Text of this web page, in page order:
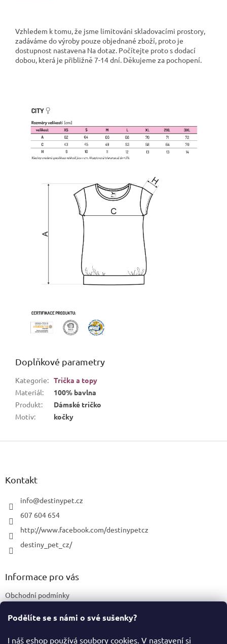
Podělíte se s námi o své sušenky?
I náš eshop používá soubory cookies. V nastavení si
Vzhledem k tomu, že jsme limitováni skladovacími prostory,
zadáváme do výroby pouze objednané zboží, proto je
dostupnost nastavena Na dotaz. Počítejte proto s dodací
dobou, která je přibližně 7-14 dní. Děkujeme za pochopení.
Doplňkové parametry
Kategorie: Trička a topy
Materiál:
100% bavlna
Produkt:
Dámské tričko
Motiv: kočky
Z
Kontakt
info@destinypet.cz
607 604 654
http://www.facebook.com/destinypetcz
destiny_pet_cz/
Informace pro vás
Obchodní podmínky
Certifikace a označení produktů